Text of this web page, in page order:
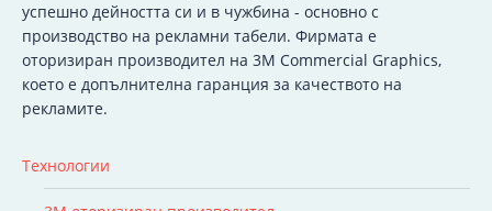
успешно дейността си и в чужбина - основно с
производство на рекламни табели. Фирмата е
оторизиран производител на 3M Commercial Graphics,
което е допълнителна гаранция за качеството на
рекламите.
Технологии